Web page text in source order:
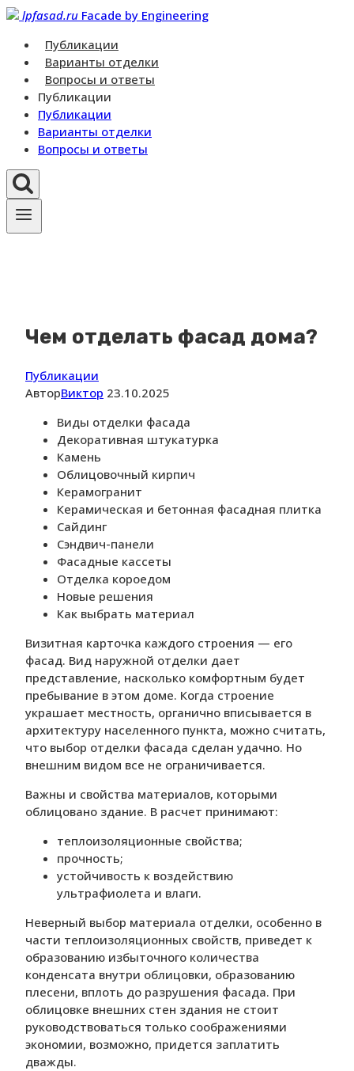
Перейти
контенту
lpfasad.ru Facade by Engineering
Публикации
Варианты отделки
Вопросы и ответы
Публикации
Публикации
Варианты отделки
Вопросы и ответы
Чем отделать фасад дома?
Публикации
АвторВиктор 23.10.2025
Виды отделки фасада
Декоративная штукатурка
Камень
Облицовочный кирпич
Керамогранит
Керамическая и бетонная фасадная плитка
Сайдинг
Сэндвич-панели
Фасадные кассеты
Отделка короедом
Новые решения
Как выбрать материал
Визитная карточка каждого строения — его
фасад. Вид наружной отделки дает
представление, насколько комфортным будет
пребывание в этом доме. Когда строение
украшает местность, органично вписывается в
архитектуру населенного пункта, можно считать,
что выбор отделки фасада сделан удачно. Но
внешним видом все не ограничивается.
Важны и свойства материалов, которыми
облицовано здание. В расчет принимают:
теплоизоляционные свойства;
прочность;
устойчивость к воздействию
ультрафиолета и влаги.
Неверный выбор материала отделки, особенно в
части теплоизоляционных свойств, приведет к
образованию избыточного количества
конденсата внутри облицовки, образованию
плесени, вплоть до разрушения фасада. При
облицовке внешних стен здания не стоит
руководствоваться только соображениями
экономии, возможно, придется заплатить
дважды.